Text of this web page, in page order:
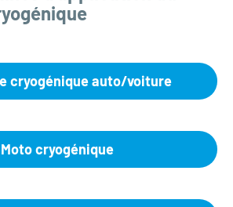
cryogénique auto/voiture
Moto cryogénique